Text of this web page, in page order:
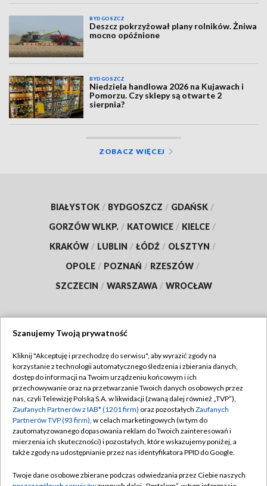
BYDGOSZCZ
Deszcz pokrzyżował plany rolników. Żniwa
mocno opóźnione
BYDGOSZCZ
Niedziela handlowa 2026 na Kujawach i
Pomorzu. Czy sklepy są otwarte 2
sierpnia?
ZOBACZ WIĘCEJ
BIAŁYSTOK / BYDGOSZCZ / GDAŃSK /
GORZÓW WLKP. / KATOWICE / KIELCE /
KRAKÓW / LUBLIN / ŁÓDŹ / OLSZTYN /
OPOLE / POZNAŃ / RZESZÓW /
SZCZECIN / WARSZAWA / WROCŁAW
TVP
Abonament TVP
Emisja w TVP
Centrum informacji TVP
Naziemna Telewizja Cyfrowa
Regulamin TVP
Polityka prywatności
Moje zgody
Pomoc
Szanujemy Twoją prywatność
Kliknij "Akceptuję i przechodzę do serwisu", aby wyrazić zgody na
korzystanie z technologii automatycznego śledzenia i zbierania danych,
dostęp do informacji na Twoim urządzeniu końcowym i ich
przechowywanie oraz na przetwarzanie Twoich danych osobowych przez
nas, czyli Telewizję Polską S.A. w likwidacji (zwaną dalej również „TVP”),
Zaufanych Partnerów z IAB* (1201 firm) oraz pozostałych Zaufanych
Partnerów TVP (93 firm), w celach marketingowych (w tym do
zautomatyzowanego dopasowania reklam do Twoich zainteresowań i
mierzenia ich skuteczności) i pozostałych, które wskazujemy poniżej, a
także zgody na udostępnianie przez nas identyfikatora PPID do Google.
Twoje dane osobowe zbierane podczas odwiedzania przez Ciebie naszych